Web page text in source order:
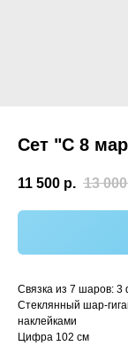
Сет "С 8
11 500 р. 13 000
Связка из 7 шаров: 3
Стеклянный шар-
наклейками
Цифра 102 см